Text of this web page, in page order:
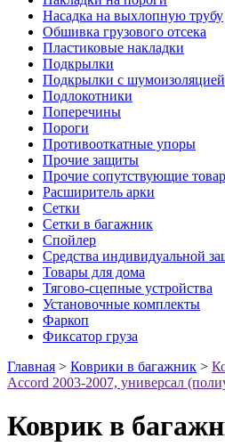
Насадка на выхлопную трубу
Обшивка грузового отсека
Пластиковые накладки
Подкрылки
Подкрылки с шумоизоляцией
Подлокотники
Поперечины
Пороги
Противооткатные упоры
Прочие защиты
Прочие сопутствующие
Расширитель арки
Сетки
Сетки в багажник
Спойлер
Средства индивидуальной
Товары для дома
Тягово-сцепные устройства
Установочные комплекты
Фаркоп
Фиксатор груза
Главная > Коврики в багажник >
Accord 2003-2007, универсал
Коврик в